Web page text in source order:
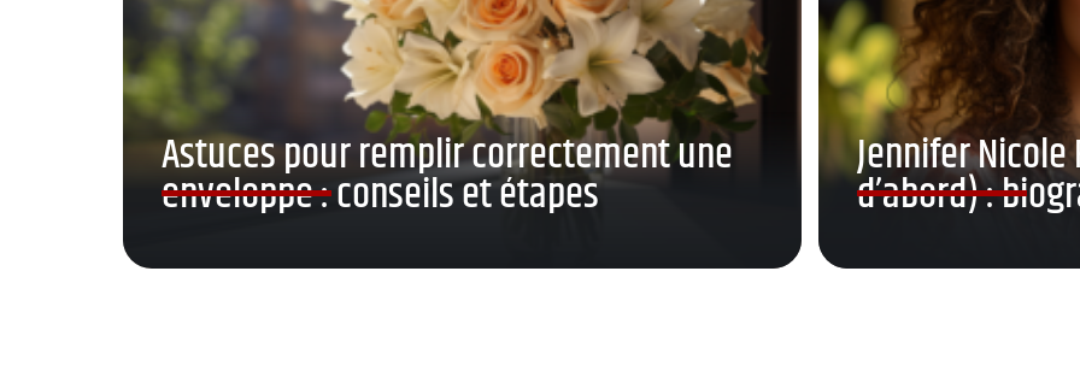
Astuces pour remplir correctement une
enveloppe : conseils et étapes
Jennifer
d’abord) :